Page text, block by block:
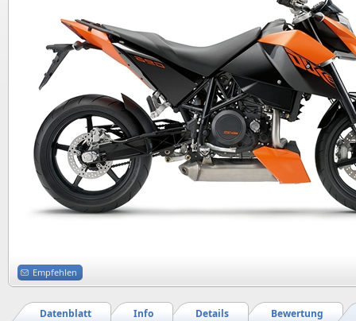
Empfehlen
Bewertung
Details
Info
Datenblatt